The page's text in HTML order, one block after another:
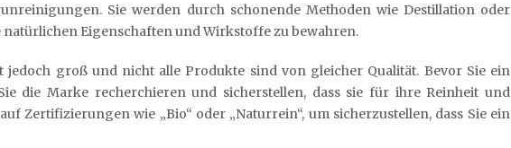
Sie werden durch schonende Methoden wie Destillation oder
Eigenschaften und Wirkstoffe zu bewahren.
jedoch groß und nicht alle Produkte sind von gleicher Qualität. Bevor Sie ein
die Marke recherchieren und sicherstellen, dass sie für ihre Reinheit und
Zertifizierungen wie „Bio“ oder „Naturrein“, um sicherzustellen, dass Sie ein